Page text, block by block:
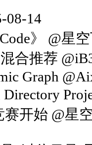
08-14
》 @星
合推荐
Graph
赛开始 @星